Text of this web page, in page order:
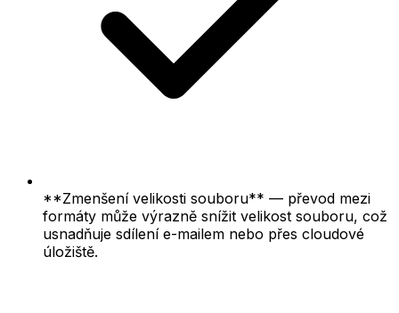
**Zmenšení velikosti souboru** — převod mezi
formáty může výrazně snížit velikost souboru, což
usnadňuje sdílení e-mailem nebo přes cloudové
úložiště.